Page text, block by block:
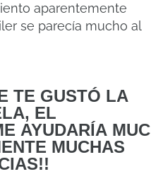
aparentemente
se parecía mucho al
TE GUSTÓ LA
EL
AYUDARÍA MUC
MUCHAS